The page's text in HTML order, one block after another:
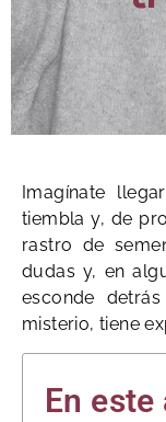
Imagínate
tiembla y, de
rastro de
dudas y, en
esconde
misterio, tiene
En